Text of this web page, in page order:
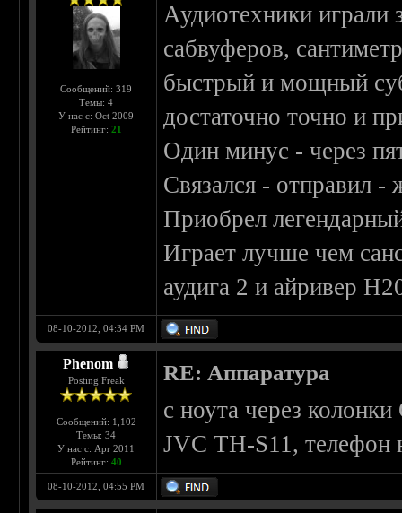
Сообщений: 319
Темы: 4
У нас с: Oct 2009
Рейтинг: 21
Аудиотехники
сабвуферов,
быстрый и мощный
достаточно точно и
Один минус - через
Связался - отправил -
Приобрел
Играет лучше чем
аудига 2 и айривер
08-10-2012, 04:34 PM
Phenom
Posting Freak
Сообщений: 1,102
Темы: 34
У нас с: Apr 2011
Рейтинг: 40
RE: Аппаратура
с ноута через
JVC TH-S11,
08-10-2012, 04:55 PM